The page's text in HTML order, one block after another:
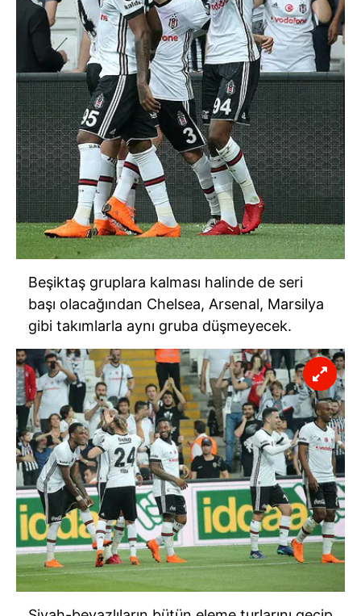
Beşiktaş gruplara kalması halinde de seri
başı olacağından Chelsea, Arsenal, Marsilya
gibi takımlarla aynı gruba düşmeyecek.